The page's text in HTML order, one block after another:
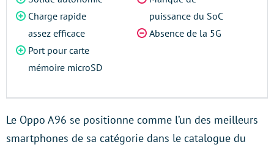
Charge rapide
assez efficace
Port pour carte
mémoire microSD
puissance du SoC
Absence de la 5G
Le Oppo A96 se positionne comme l’un des meilleurs
smartphones de sa catégorie dans le catalogue du